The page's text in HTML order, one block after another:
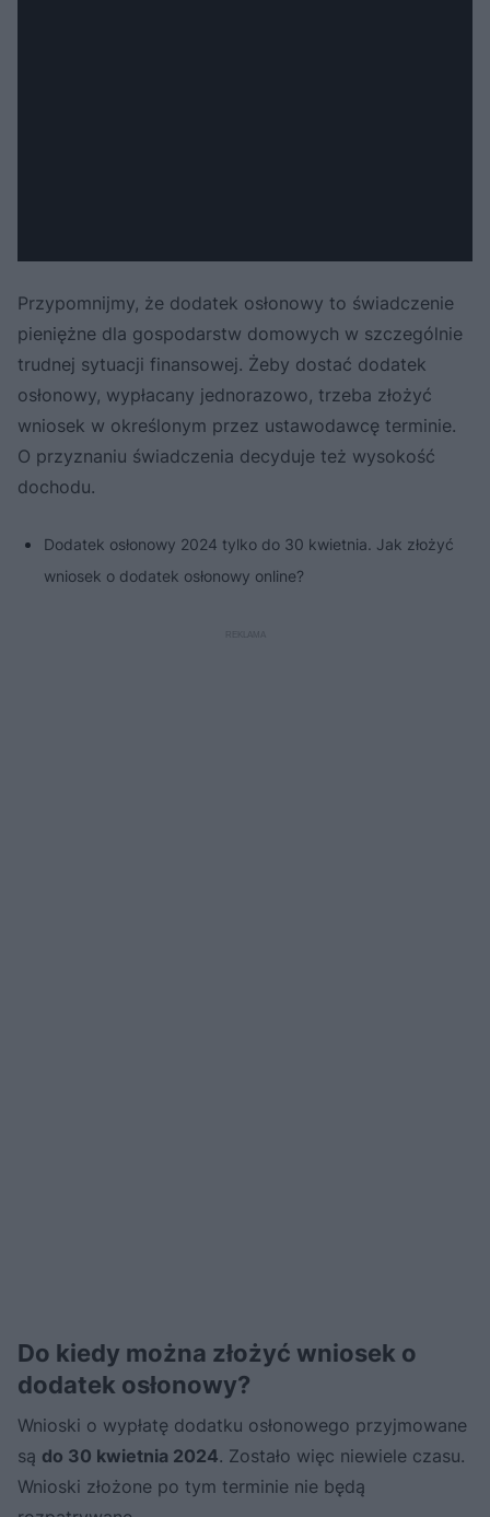
Przypomnijmy, że dodatek osłonowy to świadczenie
pieniężne dla gospodarstw domowych w szczególnie
trudnej sytuacji finansowej. Żeby dostać dodatek
osłonowy, wypłacany jednorazowo, trzeba złożyć
wniosek w określonym przez ustawodawcę terminie.
O przyznaniu świadczenia decyduje też wysokość
dochodu.
Dodatek osłonowy 2024 tylko do 30 kwietnia. Jak złożyć
wniosek o dodatek osłonowy online?
Do kiedy można złożyć wniosek o
dodatek osłonowy?
Wnioski o wypłatę dodatku osłonowego przyjmowane
są do 30 kwietnia 2024. Zostało więc niewiele czasu.
Wnioski złożone po tym terminie nie będą